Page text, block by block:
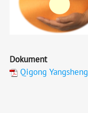
Dokument
Qigong Yangsheng